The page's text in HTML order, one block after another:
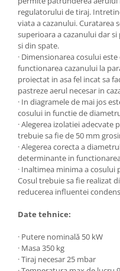
Vase de expansiune
Incazire in Pardoseala
Incalzire clasica in
Teava incalzire pardoseala
PLACA NUTURI/TACKER
Grupuri de pompare si
Distribuitoare
Cutii distribuitor
Automatizare
Banda perimetrala
Accesorii
Aditiv Sapa
Pachete incalzire in
Pompe de caldura
Termostate de Ambient
Panouri fotovoltaice
Invertoare
regulatorului de tiraj.
viata a cazanului. Curatarea
superioara a cazanului dar
si din spate.
· Dimensionarea cosului
functionarea cazanului la
proiectat in asa fel incat sa
pastreze aerul necesar in
· In diagramele de mai jos
cosului in functie de
· Alegerea izolatiei
trebuie sa fie de 50 mm
· Alegerea corecta a
determinante in
· Inaltimea minima a cosului
Cosul trebuie sa fie realizat
reducerea influentei
Date tehnice:
· Putere nominală 50 kW
· Masa 350 kg
· Tiraj necesar 25 mbar